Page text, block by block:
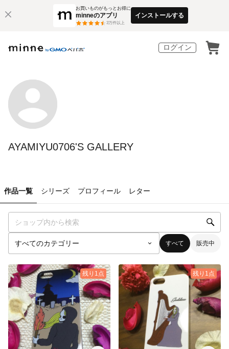
お買いものがもっとお得に
minneのアプリ
3万件以上
インストールする
ログイン
AYAMIYU0706'S GALLERY
作品一覧 シリーズ プロフィール レター
すべて 販売中
残り1点 残り1点